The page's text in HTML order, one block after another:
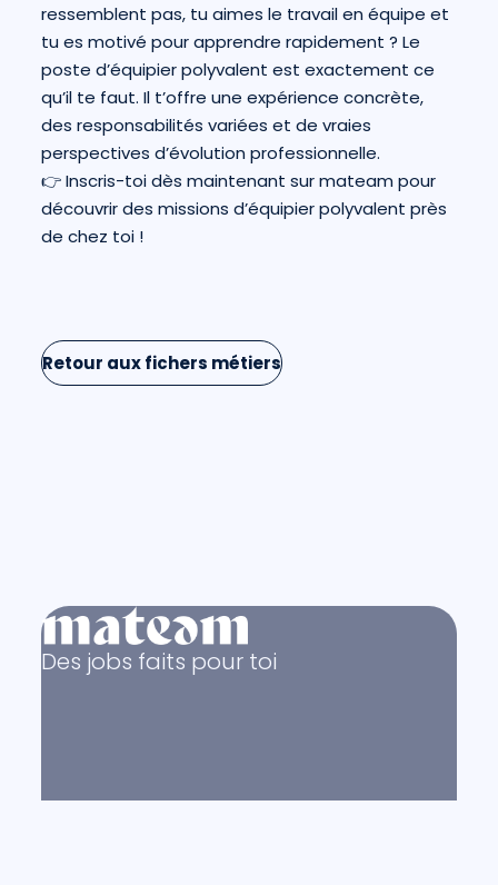
ressemblent pas, tu aimes le travail en équipe et
tu es motivé pour apprendre rapidement ? Le
poste d’équipier polyvalent est exactement ce
qu’il te faut. Il t’offre une expérience concrète,
des responsabilités variées et de vraies
perspectives d’évolution professionnelle.
👉 Inscris-toi dès maintenant surmateampour
découvrir des missions d’équipier polyvalent près
de chez toi !
Retour aux fichers métiers
Des jobs faits pour toi